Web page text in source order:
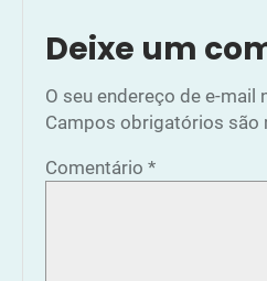
Deixe um
O seu endereço de e-mail
Campos obrigatórios são
Comentário *